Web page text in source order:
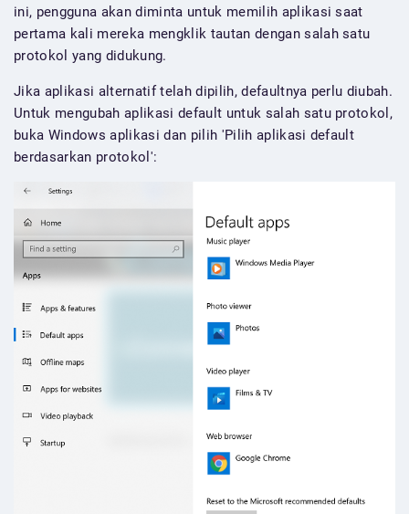
ini, pengguna akan diminta untuk memilih aplikasi saat
pertama kali mereka mengklik tautan dengan salah satu
protokol yang didukung.
Jika aplikasi alternatif telah dipilih, defaultnya perlu diubah.
Untuk mengubah aplikasi default untuk salah satu protokol,
buka Windows aplikasi dan pilih 'Pilih aplikasi default
berdasarkan protokol':